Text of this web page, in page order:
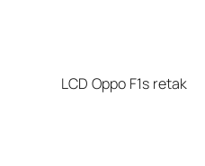
LCD Oppo F1s retak